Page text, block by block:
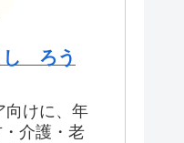
し ろう
向けに、年
介護・老